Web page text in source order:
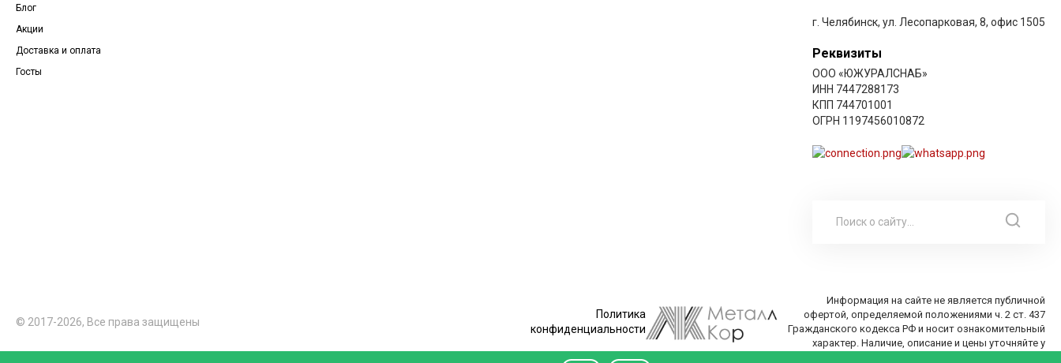
Блог
Акции
Доставка и оплата
Госты
г. Челябинск, ул. Лесопарковая, 8, офис 1505
Реквизиты
ООО «ЮЖУРАЛСНАБ»
ИНН 7447288173
КПП 744701001
ОГРН 1197456010872
© 2017-2026, Все права защищены
Политика
конфиденциальности
Информация на сайте не является публичной
офертой, определяемой положениями ч. 2 ст. 437
Гражданского кодекса РФ и носит ознакомительный
характер. Наличие, описание и цены уточняйте у